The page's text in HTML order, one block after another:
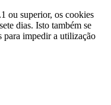
ou superior, os cookies
dias. Isto também se
para impedir a utilização